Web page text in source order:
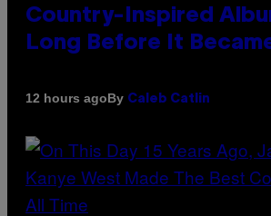
Country-Inspired
Long Before It
12 hours agoBy Caleb Catlin